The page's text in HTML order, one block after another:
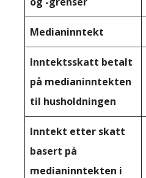
Medianinntekt
Inntektsskatt betalt
på medianinntekten
til husholdningen
Inntekt etter skatt
basert på
medianinntekten i